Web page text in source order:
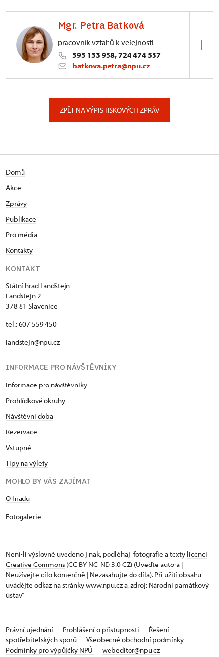
Mgr. Petra Batková
pracovník vztahů k veřejnosti
595 133 958, 724 474 537
batkova.petra@npu.cz
redaktor
ZPĚT NA VÝPIS TISKOVÝCH ZPRÁV
Domů
Akce
Zprávy
Publikace
Pro média
Kontakty
KONTAKT
Státní hrad Landštejn
Landštejn 2
378 81 Slavonice
tel.: 607 559 450
landstejn@npu.cz
INFORMACE PRO NÁVŠTĚVNÍKY
Informace pro návštěvníky
Prohlídkové okruhy
Návštěvní doba
Rezervace
Vstupné
Tipy na výlety
MOHLO BY VÁS ZAJÍMAT
O hradu
Fotogalerie
Není-li výslovně uvedeno jinak, podléhají fotografie a texty licenci
Creative Commons (CC BY-NC-ND 3.0 CZ) (Uveďte autora |
Neužívejte dílo komerčně | Nezasahujte do díla). Při užití obsahu
uvádějte odkaz na stránky www.npu.cz a „zdroj: Národní památkový
ústav“
Právní ujednání Prohlášení o přístupnosti
Řešení
spotřebitelských sporů
Všeobecné obchodní podmínky
Podmínky pro výpůjčky NPÚ
webeditor@npu.cz